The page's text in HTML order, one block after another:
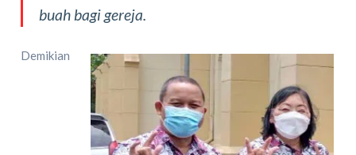
buah bagi gereja.
Demikian